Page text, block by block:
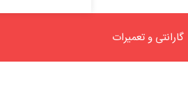
گارانتی و تعمیرات